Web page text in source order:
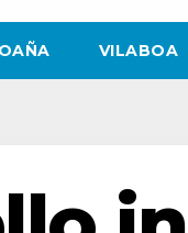
VILABOA